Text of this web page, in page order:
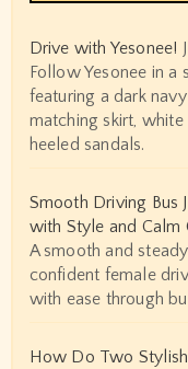
Drive with Yesonee!
Follow Yesonee in a
featuring a dark
matching skirt,
heeled sandals.
Smooth Driving Bus
with Style and Calm
A smooth and
confident female
with ease through
How Do Two